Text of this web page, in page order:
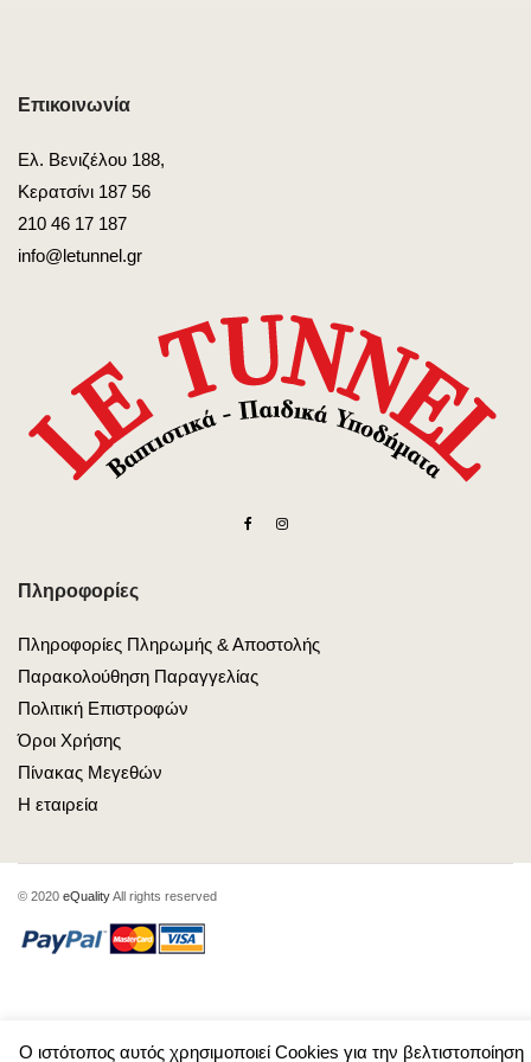
Επικοινωνία
Ελ. Βενιζέλου 188,
Κερατσίνι 187 56
210 46 17 187
info@letunnel.gr
Πληροφορίες
Πληροφορίες Πληρωμής & Αποστολής
Παρακολούθηση Παραγγελίας
Πολιτική Επιστροφών
Όροι Χρήσης
Πίνακας Μεγεθών
Η εταιρεία
© 2020 eQualityAll rights reserved
Ο ιστότοπος αυτός χρησιμοποιεί Cookies για την βελτιστοποίηση